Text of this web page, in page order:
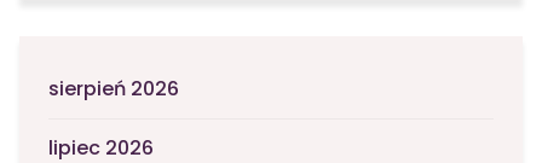
sierpień 2026
lipiec 2026